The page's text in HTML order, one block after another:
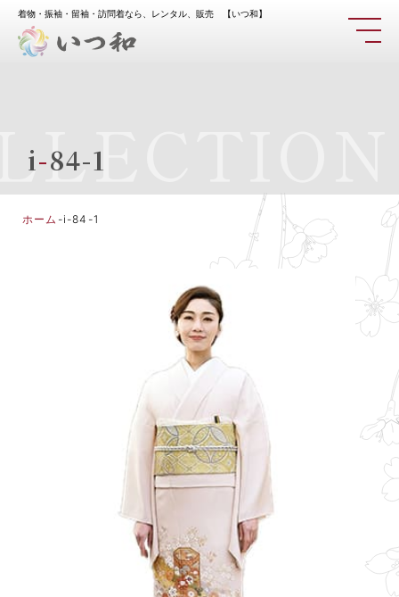
着物・振袖・留袖・訪問着なら、レンタル、販売 【いつ和】
i-84-1
ホーム -i-84-1